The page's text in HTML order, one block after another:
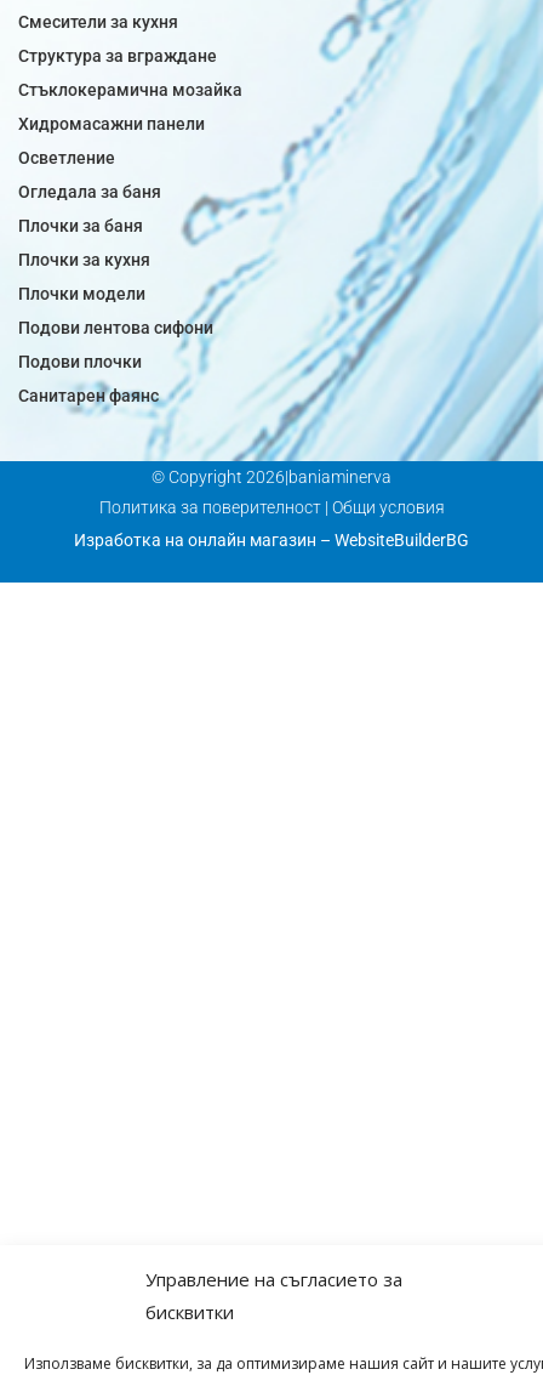
Управление на съгласието за
бисквитки
Използваме бисквитки, за да оптимизираме нашия сайт и нашите
Смесители за кухня
Структура за вграждане
Стъклокерамична мозайка
Хидромасажни панели
Осветление
Огледала за баня
Плочки за баня
Плочки за кухня
Плочки модели
Подови лентова сифони
Подови плочки
Санитарен фаянс
© Copyright 2026|baniaminerva
Политика за поверителност| Общи условия
Изработка на онлайн магазин – WebsiteBuilderBG